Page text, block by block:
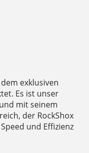
exklusiven
Es ist unser
mit seinem
der RockShox
und Effizienz